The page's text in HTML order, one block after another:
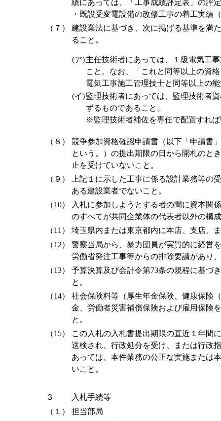
績にあっては、「工事成績評定表」の評
・既設受変電設備の改修工事の着工実績
（７）
建設業法に基づき、次に掲げる基準を満
ること。
(ア)主任技術者にあっては、１級電気工
こと。なお、「これと同等以上の資
電気工事施工管理技士と同等以上の
(イ)監理技術者にあっては、監理技術者
ずるものであること。
※監理技術者補佐を専任で配置すれ
（８）
競争参加資格確認申請書（以下「申請書
という。）の提出期限の日から開札のと
止を受けていないこと。
（９）
上記１に示した工事に係る設計業務等の
ある建設業者でないこと。
（10）
入札に参加しようとする者の間に資本関
のすべてが共同企業体の代表者以外の構
（11）
埼玉県内または東京都内に本店、支店、
（12）
警察当局から、暴力団員が実質的に経営
労働省発注工事等からの排除要請があり
（13）
予算決算及び会計令第73条の規程に基づ
と。
（14）
社会保険料等（厚生年金保険、健康保険
金、労働者災害補償保険および雇用保険
と。
（15）
この入札の入札書提出期限の直近１年間
送検され、行政処分を受け、または行政
あっては、本件業務の公正な実施または
いこと。
３
入札手続等
（１）
担当部局